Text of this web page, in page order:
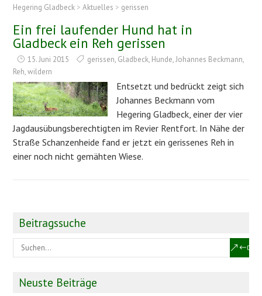
Hegering Gladbeck >Aktuelles > gerissen
Ein frei laufender Hund hat in
Gladbeck ein Reh gerissen
15. Juni 2015 gerissen, Gladbeck, Hunde,Johannes Beckmann,
Reh,wildern
Entsetzt und bedrückt zeigt sich
Johannes Beckmann vom
Hegering Gladbeck, einer der vier
Jagdausübungsberechtigten im Revier Rentfort. In Nähe der
Straße Schanzenheide fand er jetzt ein gerissenes Reh in
einer noch nicht gemähten Wiese.
Beitragssuche
Neuste Beiträge